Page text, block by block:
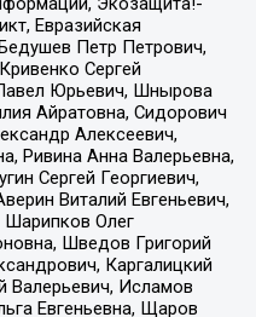
Евразийская
Петр Петрович,
Сергей
Юрьевич, Шнырова
Айратовна, Сидорович
Алексеевич,
Ривина Анна Валерьевна,
Сергей Георгиевич,
Виталий Евгеньевич,
Шарипков Олег
Шведов Григорий
Каргалицкий
Валерьевич, Исламов
Евгеньевна, Щаров